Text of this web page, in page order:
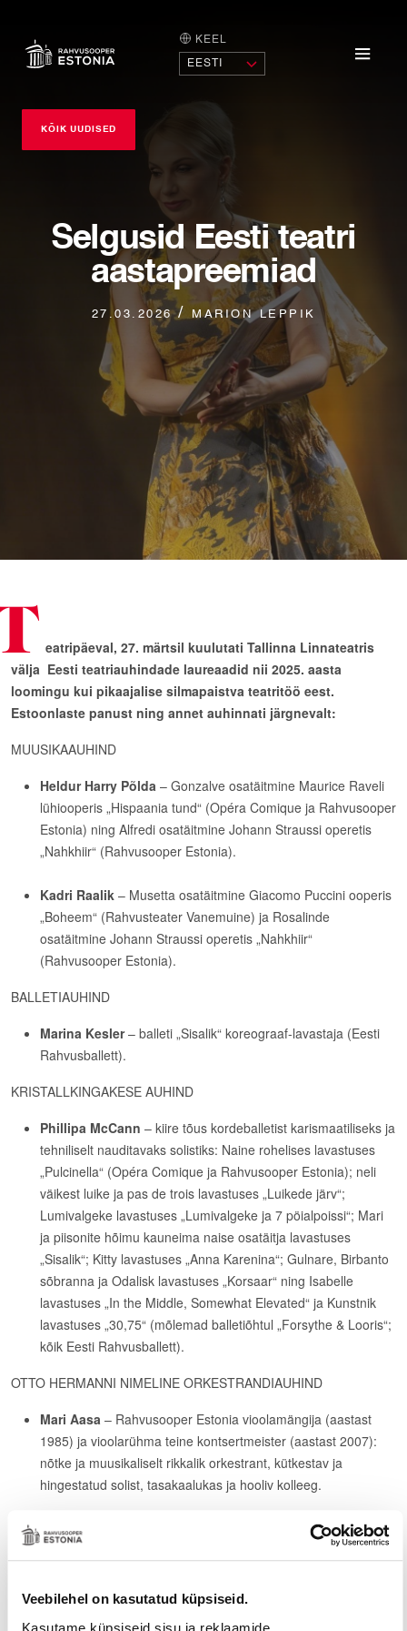
Veebilehel on kasutatud küpsiseid.
Kasutame küpsiseid sisu ja reklaamide
AVALEHT KEEL
KÕIK UUDISED
Selgusid Eesti teatri
aastapreemiad
27.03.2026/ marion leppik
eatripäeval, 27. märtsil kuulutati Tallinna Linnateatris
välja Eesti teatriauhindade laureaadid nii 2025. aasta
loomingu kui pikaajalise silmapaistva teatritöö eest.
Estoonlaste panust ning annet auhinnati järgnevalt:
MUUSIKAAUHIND
Heldur Harry Põlda – Gonzalve osatäitmine Maurice Raveli
lühiooperis „Hispaania tund“ (Opéra Comique ja Rahvusooper
Estonia) ning Alfredi osatäitmine Johann Straussi operetis
„Nahkhiir“ (Rahvusooper Estonia).
Kadri Raalik – Musetta osatäitmine Giacomo Puccini ooperis
„Boheem“ (Rahvusteater Vanemuine) ja Rosalinde
osatäitmine Johann Straussi operetis „Nahkhiir“
(Rahvusooper Estonia).
BALLETIAUHIND
Marina Kesler– balleti „Sisalik“ koreograaf-lavastaja (Eesti
Rahvusballett).
KRISTALLKINGAKESE AUHIND
Phillipa McCann – kiire tõus kordeballetist karismaatiliseks ja
tehniliselt nauditavaks solistiks: Naine rohelises lavastuses
„Pulcinella“ (Opéra Comique ja Rahvusooper Estonia); neli
väikest luike ja pas de trois lavastuses „Luikede järv“;
Lumivalgeke lavastuses „Lumivalgeke ja 7 pöialpoissi“; Mari
ja piisonite hõimu kauneima naise osatäitja lavastuses
„Sisalik“; Kitty lavastuses „Anna Karenina“; Gulnare, Birbanto
sõbranna ja Odalisk lavastuses „Korsaar“ ning Isabelle
lavastuses „In the Middle, Somewhat Elevated“ ja Kunstnik
lavastuses „30,75“ (mõlemad balletiõhtul „Forsythe & Looris“;
kõik Eesti Rahvusballett).
OTTO HERMANNI NIMELINE ORKESTRANDIAUHIND
Mari Aasa – Rahvusooper Estonia vioolamängija (aastast
1985) ja vioolarühma teine kontsertmeister (aastast 2007):
nõtke ja muusikaliselt rikkalik orkestrant, kütkestav ja
hingestatud solist, tasakaalukas ja hooliv kolleeg.
GEORG OTSA NIMELINE MUUSIKATEATRI AUHIND
Helen Lokuta– vankumatu professionaalsuse, muusikalise
paistnud osatäitmiste eest ooperites ja operettides ning
kammermuusika ja suurvormide esitamisel Rahvusooperis